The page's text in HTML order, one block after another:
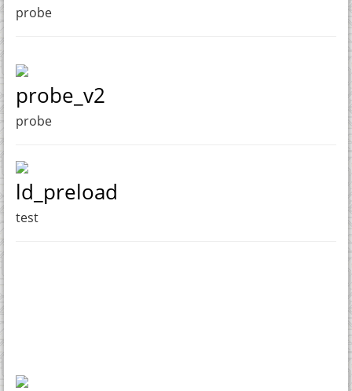
probe
probe_v2
probe
ld_preload
test